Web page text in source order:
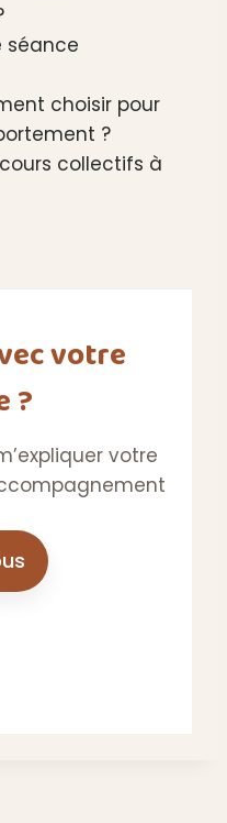
séance
choisir pour
?
collectifs à
votre
?
votre